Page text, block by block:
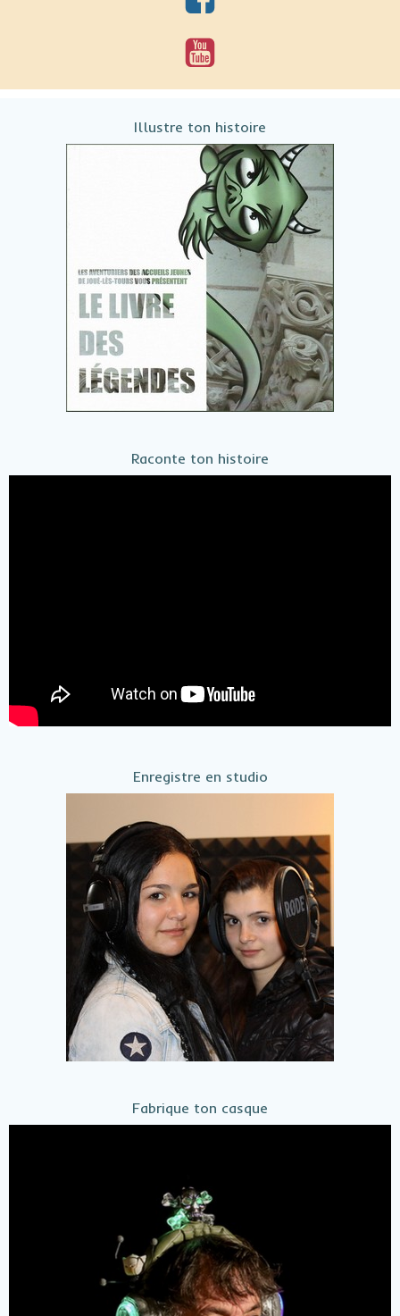
Illustre ton histoire
Raconte ton histoire
Enregistre en studio
Fabrique ton casque